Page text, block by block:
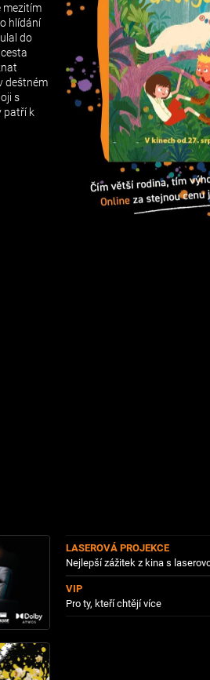
mezitím
hlídání
do
deštném
s
patří k
LASEROVÁ PROJEKCE
Nejlepší zážitek z kina s
VIP
Pro ty, kteří chtějí více